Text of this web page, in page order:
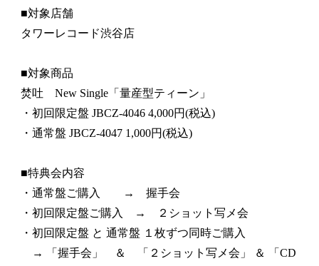
■対象店舗
タワーレコード渋谷店
■対象商品
焚吐 New Single「量産型ティーン」
・初回限定盤 JBCZ-4046 4,000円(税込)
・通常盤 JBCZ-4047 1,000円(税込)
■特典会内容
・通常盤ご購入 → 握手会
・初回限定盤ご購入 → ２ショット写メ会
・初回限定盤 と 通常盤 １枚ずつ同時ご購入
→ 「握手会」 ＆ 「２ショット写メ会」 ＆ 「CD